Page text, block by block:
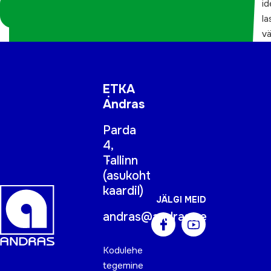
ETKA
Andras
Parda
4,
Tallinn
(asukoht
kaardil)
andras@andras.ee
Kodulehe
tegemine
JÄLGI MEID